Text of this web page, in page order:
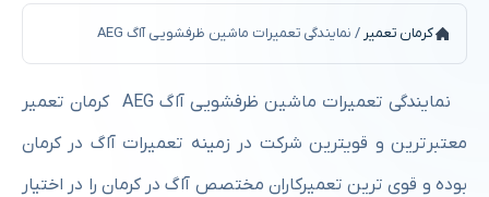
کرمان تعمیر / نمایندگی تعمیرات ماشین ظرفشویی آاگ AEG
نمایندگی تعمیرات ماشین ظرفشویی آاگ AEG کرمان تعمیر
معتبرترین و قویترین شرکت در زمینه تعمیرات آاگ در کرمان
بوده و قوی ترین تعمیرکاران مختصص آاگ در کرمان را در اختیار